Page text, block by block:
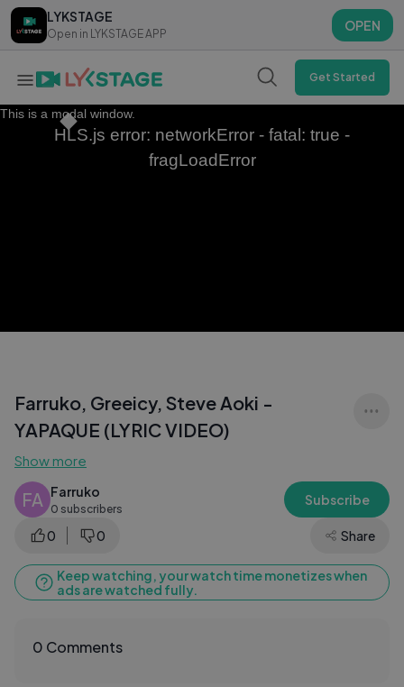
LYKSTAGE
Open in LYKSTAGE APP
OPEN
LYKSTAGE
Open in LYKSTAGE APP
OPEN
Get Started
This is a modal window.
HLS.js error: networkError - fatal: true -
fragLoadError
Farruko, Greeicy, Steve Aoki -
YAPAQUE (LYRIC VIDEO)
Show more
FA Farruko
0 subscribers
Subscribe
0 0 Share
Keep watching, your watch time monetizes when
ads are watched fully.
0 Comments